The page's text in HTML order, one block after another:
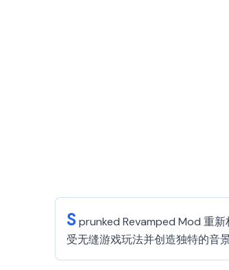
Sprunked Revamped Mod 重
受无缝游戏玩法并创造独特的音景